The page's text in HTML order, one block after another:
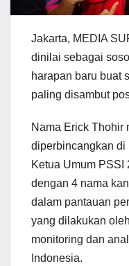
Jakarta, MEDIA
dinilai sebagai
harapan baru buat
paling disambut
Nama Erick Thohir
diperbincangkan di
Ketua Umum
dengan 4 nama
dalam pantauan
yang dilakukan
monitoring dan
Indonesia.